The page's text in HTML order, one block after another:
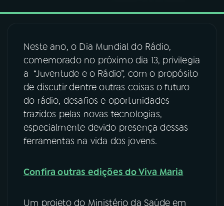
04 PROGRAMAS
05PODCASTS
06VIDEOCASTS
FESTIVAL DE MÚSICA
Neste ano, o Dia Mundial do Rádio,
comemorado no próximo dia 13, privilegia
a “Juventude e o Rádio”, com o propósito
de discutir dentre outras coisas o futuro
do rádio, desafios e oportunidades
trazidos pelas novas tecnologias,
especialmente devido presença dessas
ferramentas na vida dos jovens.
Confira outras edições do Viva Maria
Um projeto do Ministério da Saúde em